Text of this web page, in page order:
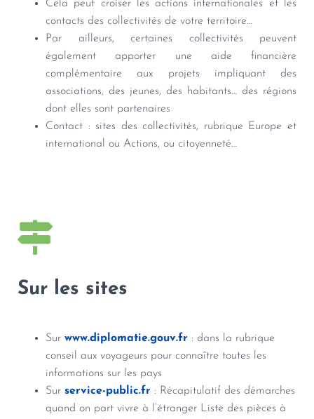
Cela peut croiser les actions internationales et les
contacts des collectivités de votre territoire…
Par ailleurs, certaines collectivités peuvent
également apporter une aide financière
complémentaire aux projets impliquant des
associations, des jeunes, des habitants… des régions
dont elles sont partenaires
Contact : sites des collectivités, rubrique Europe et
international ou Actions, ou citoyenneté…
Sur les sites
Sur www.diplomatie.gouv.fr : dans la rubrique
conseil aux voyageurs pour connaître toutes les
informations sur les pays
Sur service-public.fr : Récapitulatif des démarches
quand on part vivre à l’étranger Liste des pièces à